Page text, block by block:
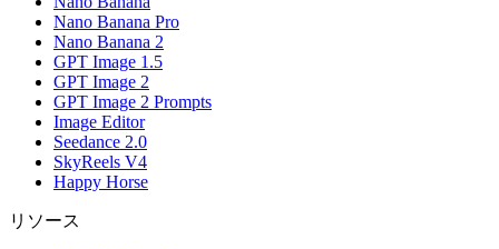
Nano Banana Pro
Nano Banana 2
GPT Image 1.5
GPT Image 2
GPT Image 2 Prompts
Image Editor
Seedance 2.0
SkyReels V4
Happy Horse
リソース